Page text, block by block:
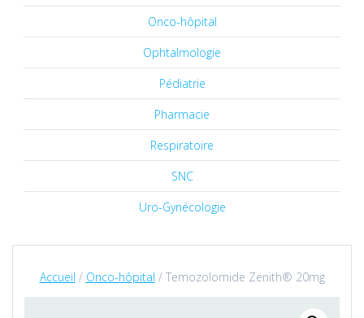
Onco-hôpital
Ophtalmologie
Pédiatrie
Pharmacie
Respiratoire
SNC
Uro-Gynécologie
Accueil / Onco-hôpital / Temozolomide Zenith® 20mg